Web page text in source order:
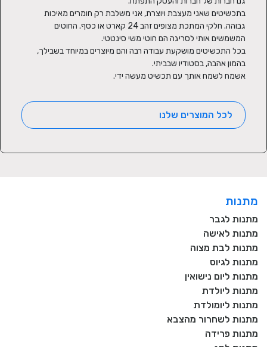
אשמח לשמח אותך עם תכשיט מעשה ידי.
לכל המוצרים שלנו
מתנות
מתנות לגבר
מתנות לאישה
מתנות לבת מצוה
מתנות לגיוס
מתנות ליום נישואין
מתנות ליולדת
מתנות ליומולדת
מתנות לשחרור מהצבא
מתנות פרידה